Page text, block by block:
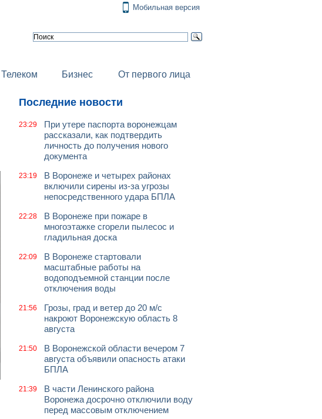
Мобильная версия
Телеком Бизнес От первого лица
Последние новости
23:29
При утере паспорта воронежцам
рассказали, как подтвердить
личность до получения нового
документа
23:19
В Воронеже и четырех районах
включили сирены из-за угрозы
непосредственного удара БПЛА
22:28
В Воронеже при пожаре в
многоэтажке сгорели пылесос и
гладильная доска
22:09
В Воронеже стартовали
масштабные работы на
водоподъемной станции после
отключения воды
21:56
Грозы, град и ветер до 20 м/с
накроют Воронежскую область 8
августа
21:50
В Воронежской области вечером 7
августа объявили опасность атаки
БПЛА
21:39
В части Ленинского района
Воронежа досрочно отключили воду
перед массовым отключением